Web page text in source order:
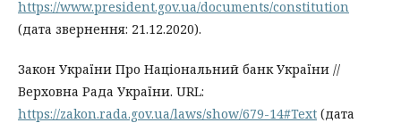
https://www.president.gov.ua/documents/constitution
(дата звернення: 21.12.2020).
Закон України Про Національний банк України //
Верховна Рада України. URL:
https://zakon.rada.gov.ua/laws/show/679-14#Text (дата